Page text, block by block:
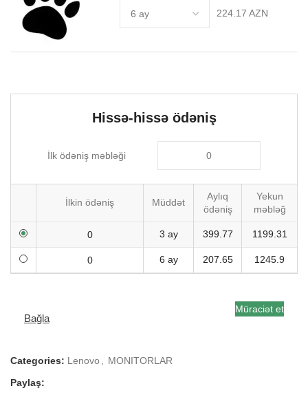
224.17 AZN
Hissə-hissə ödəniş
İlk ödəniş məbləği
İlkin ödəniş Müddət
Aylıq
ödəniş
Yekun
məbləğ
3 ay 399.77 1199.31
6 ay 207.65 1245.9
Bağla
Müraciət et
Categories: Lenovo
MONITORLAR
Paylaş: